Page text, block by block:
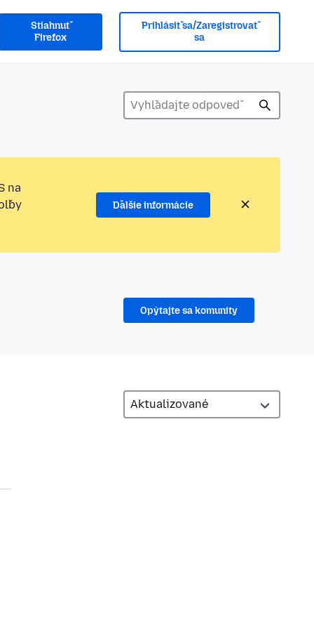
Stiahnuť
Firefox
Prihlásiť sa/Zaregistrovať
sa
na
Ďalšie informácie
Opýtajte sa komunity